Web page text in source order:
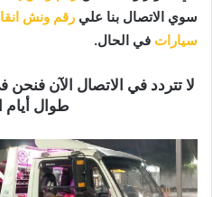
سوي الاتصال بنا علي رقم ونش
سيارات في الحال.
لا تتردد في الاتصال الآن
طوال أيام